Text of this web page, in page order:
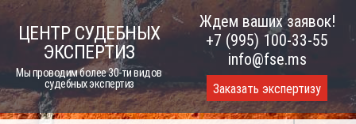
Skip
ЦЕНТР СУДЕБНЫХ
ЭКСПЕРТИЗ
Мы проводим более 30-ти видов
судебных экспертиз
Ждем ваших заявок!
+7 (995) 100-33-55
info@fse.ms
Заказать экспертизу